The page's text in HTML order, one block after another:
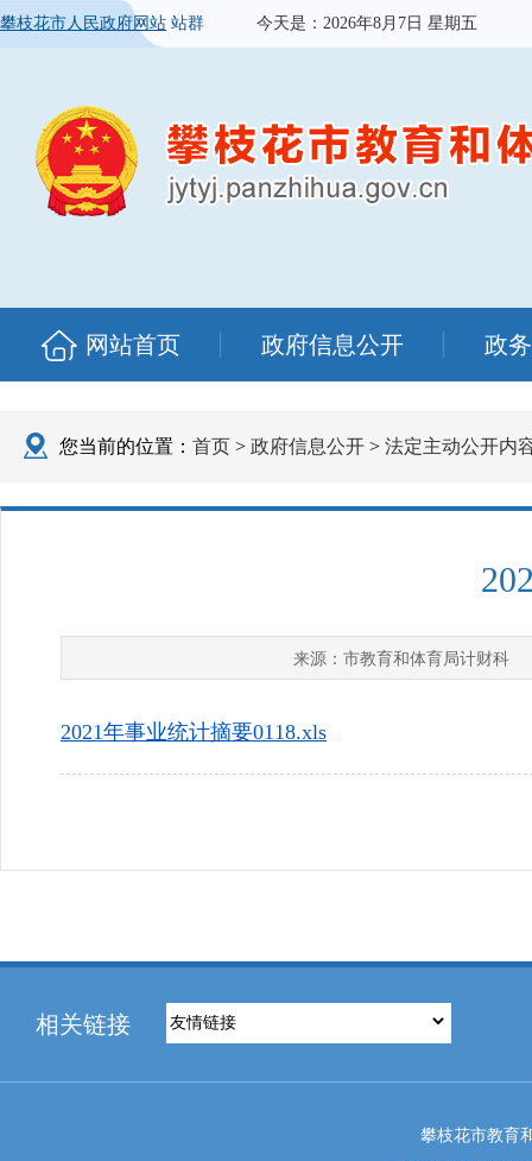
攀枝花市人民政府网站 站群 今天是： 2026年8月7日 星期五
网站首页 政府信息公开 政
您当前的位置： 首页 > 政府信息公开 > 法定主动公开内
来源： 市教育和体育局计财科
2021年事业统计摘要0118.xls
相关链接
攀枝花市教育